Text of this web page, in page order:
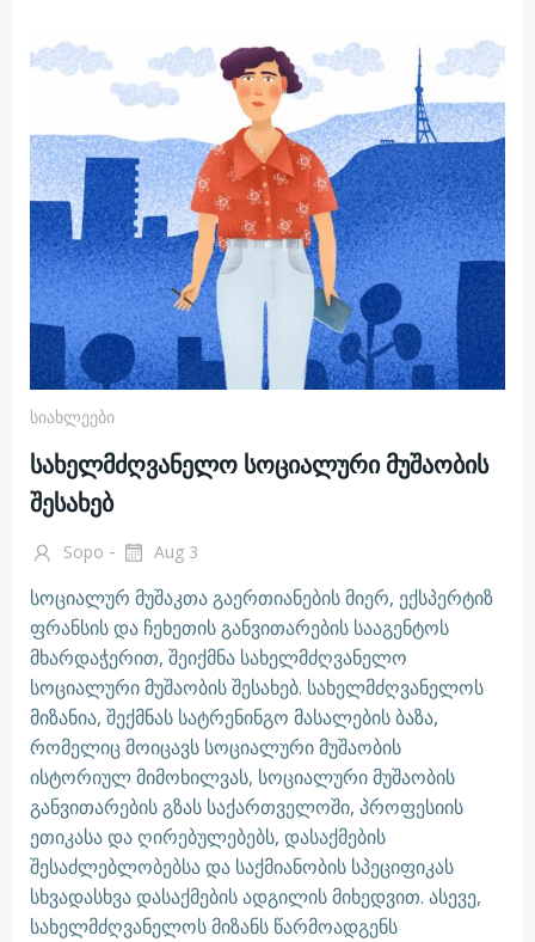
Სიახლეები
სახელმძღვანელო სოციალური მუშაობის
შესახებ
Sopo - Aug 3
სოციალურ მუშაკთა გაერთიანების მიერ, ექსპერტიზ
ფრანსის და ჩეხეთის განვითარების სააგენტოს
მხარდაჭერით, შეიქმნა სახელმძღვანელო
სოციალური მუშაობის შესახებ. სახელმძღვანელოს
მიზანია, შექმნას სატრენინგო მასალების ბაზა,
რომელიც მოიცავს სოციალური მუშაობის
ისტორიულ მიმოხილვას, სოციალური მუშაობის
განვითარების გზას საქართველოში, პროფესიის
ეთიკასა და ღირებულებებს, დასაქმების
შესაძლებლობებსა და საქმიანობის სპეციფიკას
სხვადასხვა დასაქმების ადგილის მიხედვით. ასევე,
სახელმძღვანელოს მიზანს წარმოადგენს